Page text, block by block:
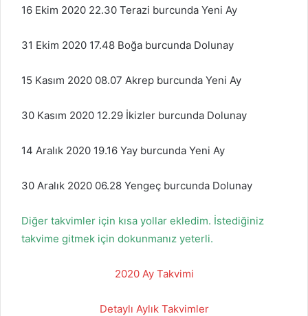
16 Ekim 2020 22.30 Terazi burcunda Yeni Ay
31 Ekim 2020 17.48 Boğa burcunda Dolunay
15 Kasım 2020 08.07 Akrep burcunda Yeni Ay
30 Kasım 2020 12.29 İkizler burcunda Dolunay
14 Aralık 2020 19.16 Yay burcunda Yeni Ay
30 Aralık 2020 06.28 Yengeç burcunda Dolunay
Diğer takvimler için kısa yollar ekledim. İstediğiniz
takvime gitmek için dokunmanız yeterli.
2020 Ay Takvimi
Detaylı Aylık Takvimler